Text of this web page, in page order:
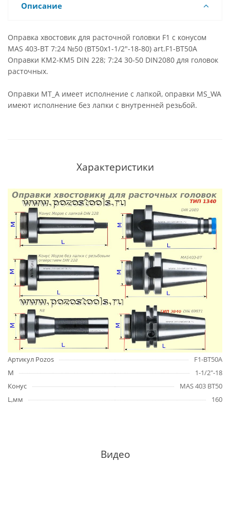
Описание
Оправка хвостовик для расточной головки F1 с конусом
MAS 403-BT 7:24 №50 (BT50x1-1/2"-18-80) art.F1-BT50A
Оправки KM2-KM5 DIN 228; 7:24 30-50 DIN2080 для головок
расточных.
Оправки MT_A имеет исполнение с лапкой, оправки MS_WA
имеют исполнение без лапки с внутренней резьбой.
Характеристики
Артикул Pozos
F1-BT50A
M
1-1/2"-18
Конус
MAS 403 BT50
L,мм
160
Видео